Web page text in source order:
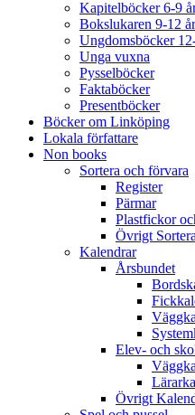
Kapitelböcker 6-9
Bokslukaren 9-12 år
Ungdomsböcker
Unga vuxna
Pysselböcker
Faktaböcker
Presentböcker
Böcker om Linköping
Lokala författare
Non books
Sortera och förvara
Register
Pärmar
Plastfickor
Övrigt
Kalendrar
Årsbundet
Elev- och
Övrigt